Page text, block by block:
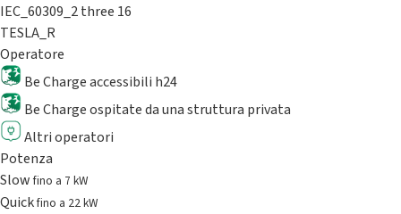
IEC_60309_2 three 16
TESLA_R
Operatore
Be Charge accessibili h24
Be Charge ospitate da una struttura privata
Altri operatori
Potenza
Slowfino a 7 kW
Quickfino a 22 kW